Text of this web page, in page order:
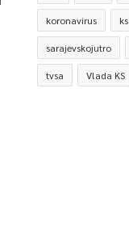
koronavirus ks
sarajevskojutro
tvsa Vlada KS